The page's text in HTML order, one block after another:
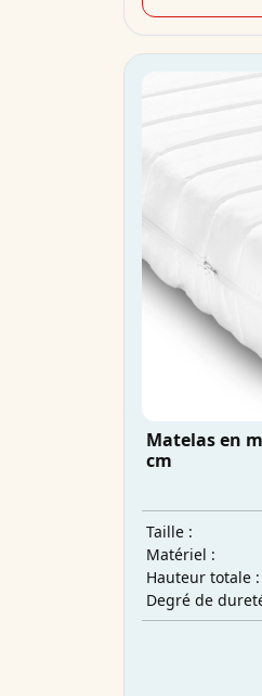
Matelas en
cm
Taille :
Matériel :
Hauteur totale :
Degré de